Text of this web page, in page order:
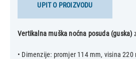
UPIT O PROIZVODU
Vertikalna muška noćna posuda (guska)
• Dimenzije: promjer 114 mm, visina 220